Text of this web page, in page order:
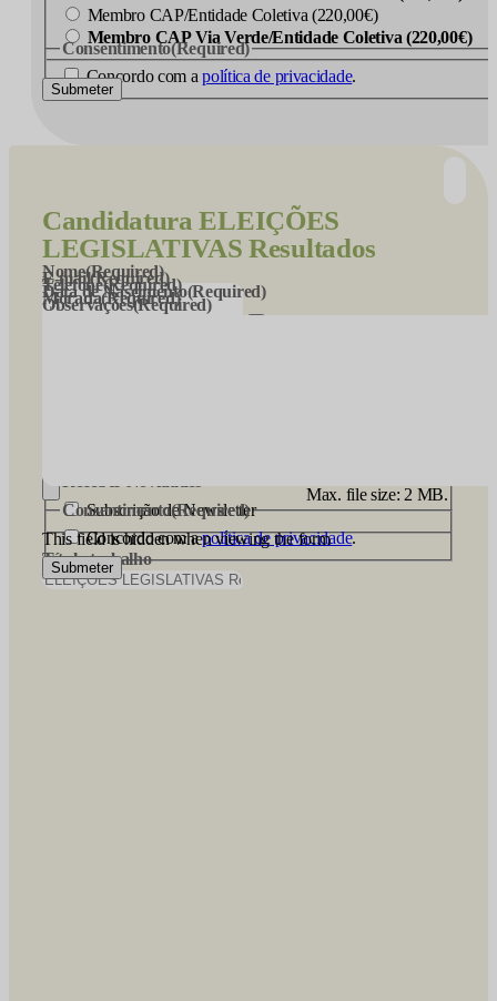
Membro CAP/Entidade Coletiva (220,00€)
Membro CAP Via Verde/Entidade Coletiva (220,00€)
Consentimento(Required)
Concordo com apolítica de privacidade.
Submeter
CandidaturaELEIÇÕES
LEGISLATIVAS Resultados
Nome(Required)
E-mail(Required)
Telefone(Required)
Data de Nascimento(Required)
Morada(Required)
Observações(Required)
Max. file size: 2 MB.
Subscrição de Newsletter
Consentimento(Required)
Concordo com apolítica de privacidade.
This field is hidden when viewing the form
Título trabalho
Submeter